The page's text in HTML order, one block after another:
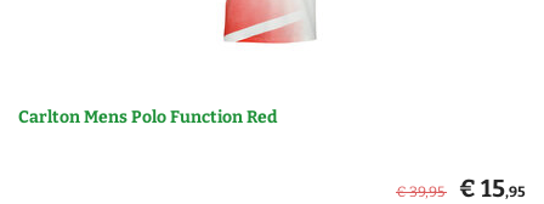
Carlton Mens Polo Function Red
€ 39,95 € 15,95